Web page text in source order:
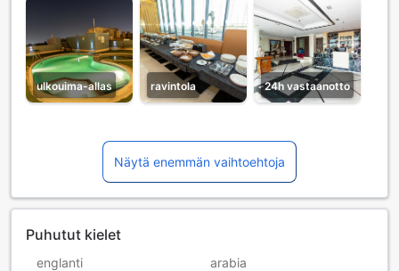
ulkouima-allas ravintola 24h vastaanotto
Näytä enemmän vaihtoehtoja
Puhutut kielet
englanti arabia